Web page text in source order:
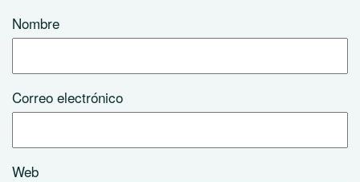
Nombre
Correo electrónico
Web